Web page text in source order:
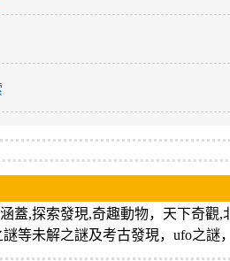
蓋,探索發現,奇趣動物，天下奇觀
等未解之謎及考古發現，ufo之謎